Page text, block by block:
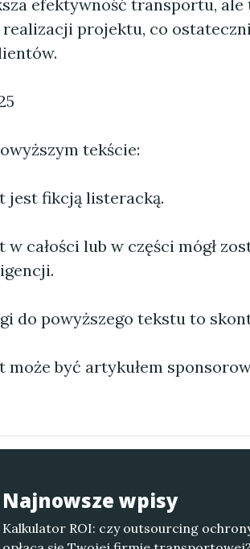
efektywność transportu, ale
projektu, co
tekście:
jest fikcją listeracką.
w całości lub w części mógł
do powyższego tekstu to
może być artykułem
Najnowsze wpisy
Kalkulator ROI: czy outsourcing